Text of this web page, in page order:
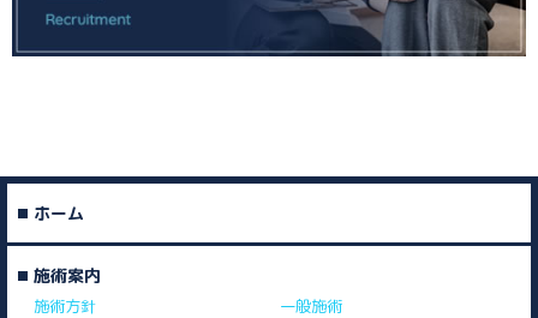
ホーム
施術案内
施術方針
一般施術